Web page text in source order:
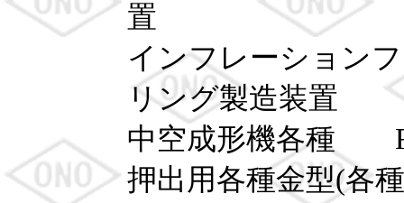
置
インフレーショ
リング製造装置
中空成形機各種
押出用各種金型(各